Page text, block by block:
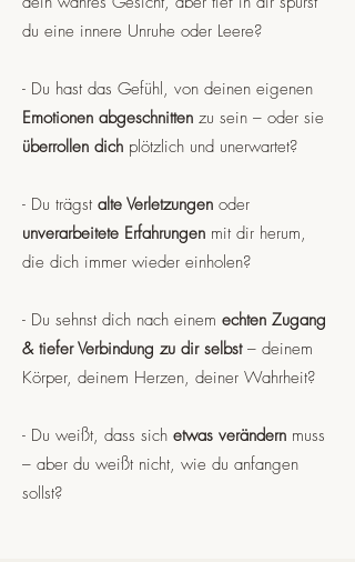
du eine innere Unruhe oder Leere?
- Du hast das Gefühl, von deinen eigenen
Emotionen abgeschnitten zu sein – oder sie
überrollen dich plötzlich und unerwartet?
- Du trägst alte Verletzungen oder
unverarbeitete Erfahrungen mit dir herum,
die dich immer wieder einholen?
- Du sehnst dich nach einem echten Zugang
& tiefer Verbindung zu dir selbst– deinem
Körper, deinem Herzen, deiner Wahrheit?
- Du weißt, dass sich etwas verändern muss
– aber du weißt nicht, wie du anfangen
sollst?